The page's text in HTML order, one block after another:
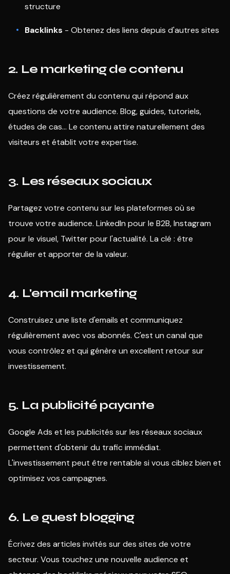
structure
Backlinks - Obtenez des liens depuis d'autres sites
2. Le marketing de contenu
Créez régulièrement du contenu qui répond aux
questions de votre audience. Blog, guides, tutoriels,
études de cas... Le contenu attire naturellement des
visiteurs et établit votre expertise.
3. Les réseaux sociaux
Partagez votre contenu sur les plateformes où se
trouve votre audience. LinkedIn pour le B2B, Instagram
pour le visuel, Twitter pour l'actualité. La clé : être
régulier et apporter de la valeur.
4. L'email marketing
Construisez une liste d'emails et communiquez
régulièrement avec vos abonnés. C'est un canal que
vous contrôlez et qui génère un excellent retour sur
investissement.
5. La publicité payante
Google Ads et les publicités sur les réseaux sociaux
permettent d'obtenir du trafic immédiat.
L'investissement peut être rentable si vous ciblez bien et
optimisez vos campagnes.
6. Le guest blogging
Écrivez des articles invités sur des sites de votre
secteur. Vous touchez une nouvelle audience et